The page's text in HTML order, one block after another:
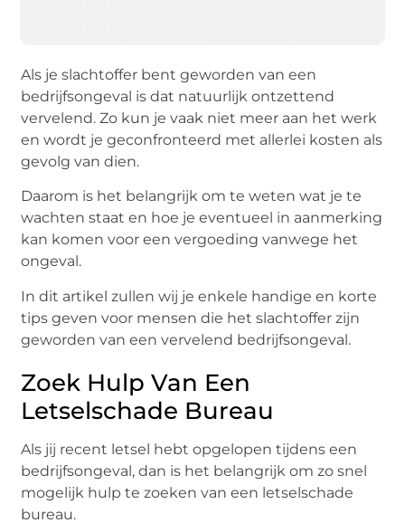
Als je slachtoffer bent geworden van een
bedrijfsongeval is dat natuurlijk ontzettend
vervelend. Zo kun je vaak niet meer aan het werk
en wordt je geconfronteerd met allerlei kosten als
gevolg van dien.
Daarom is het belangrijk om te weten wat je te
wachten staat en hoe je eventueel in aanmerking
kan komen voor een vergoeding vanwege het
ongeval.
In dit artikel zullen wij je enkele handige en korte
tips geven voor mensen die het slachtoffer zijn
geworden van een vervelend bedrijfsongeval.
Zoek Hulp Van Een
Letselschade Bureau
Als jij recent letsel hebt opgelopen tijdens een
bedrijfsongeval, dan is het belangrijk om zo snel
mogelijk hulp te zoeken van een letselschade
bureau.